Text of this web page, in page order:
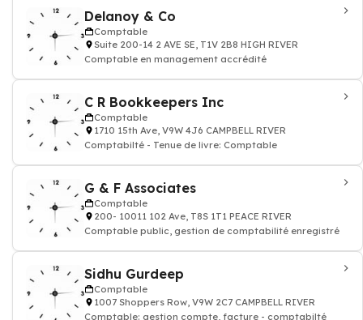
Delanoy & Co
Comptable
Suite 200-14 2 AVE SE, T1V 2B8 HIGH RIVER
Comptable en management accrédité
C R Bookkeepers Inc
Comptable
1710 15th Ave, V9W 4J6 CAMPBELL RIVER
Comptabilté - Tenue de livre: Comptable
G & F Associates
Comptable
200- 10011 102 Ave, T8S 1T1 PEACE RIVER
Comptable public, gestion de comptabilité enregistré
Sidhu Gurdeep
Comptable
1007 Shoppers Row, V9W 2C7 CAMPBELL RIVER
Comptable: gestion compte, facture - comptabilté